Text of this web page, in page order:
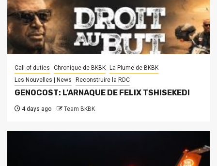
Call of duties Chronique de BKBK
La Plume de BKBK
Les Nouvelles | News
Reconstruire la RDC
GENOCOST: L’ARNAQUE DE FELIX TSHISEKEDI
4 days ago Team BKBK